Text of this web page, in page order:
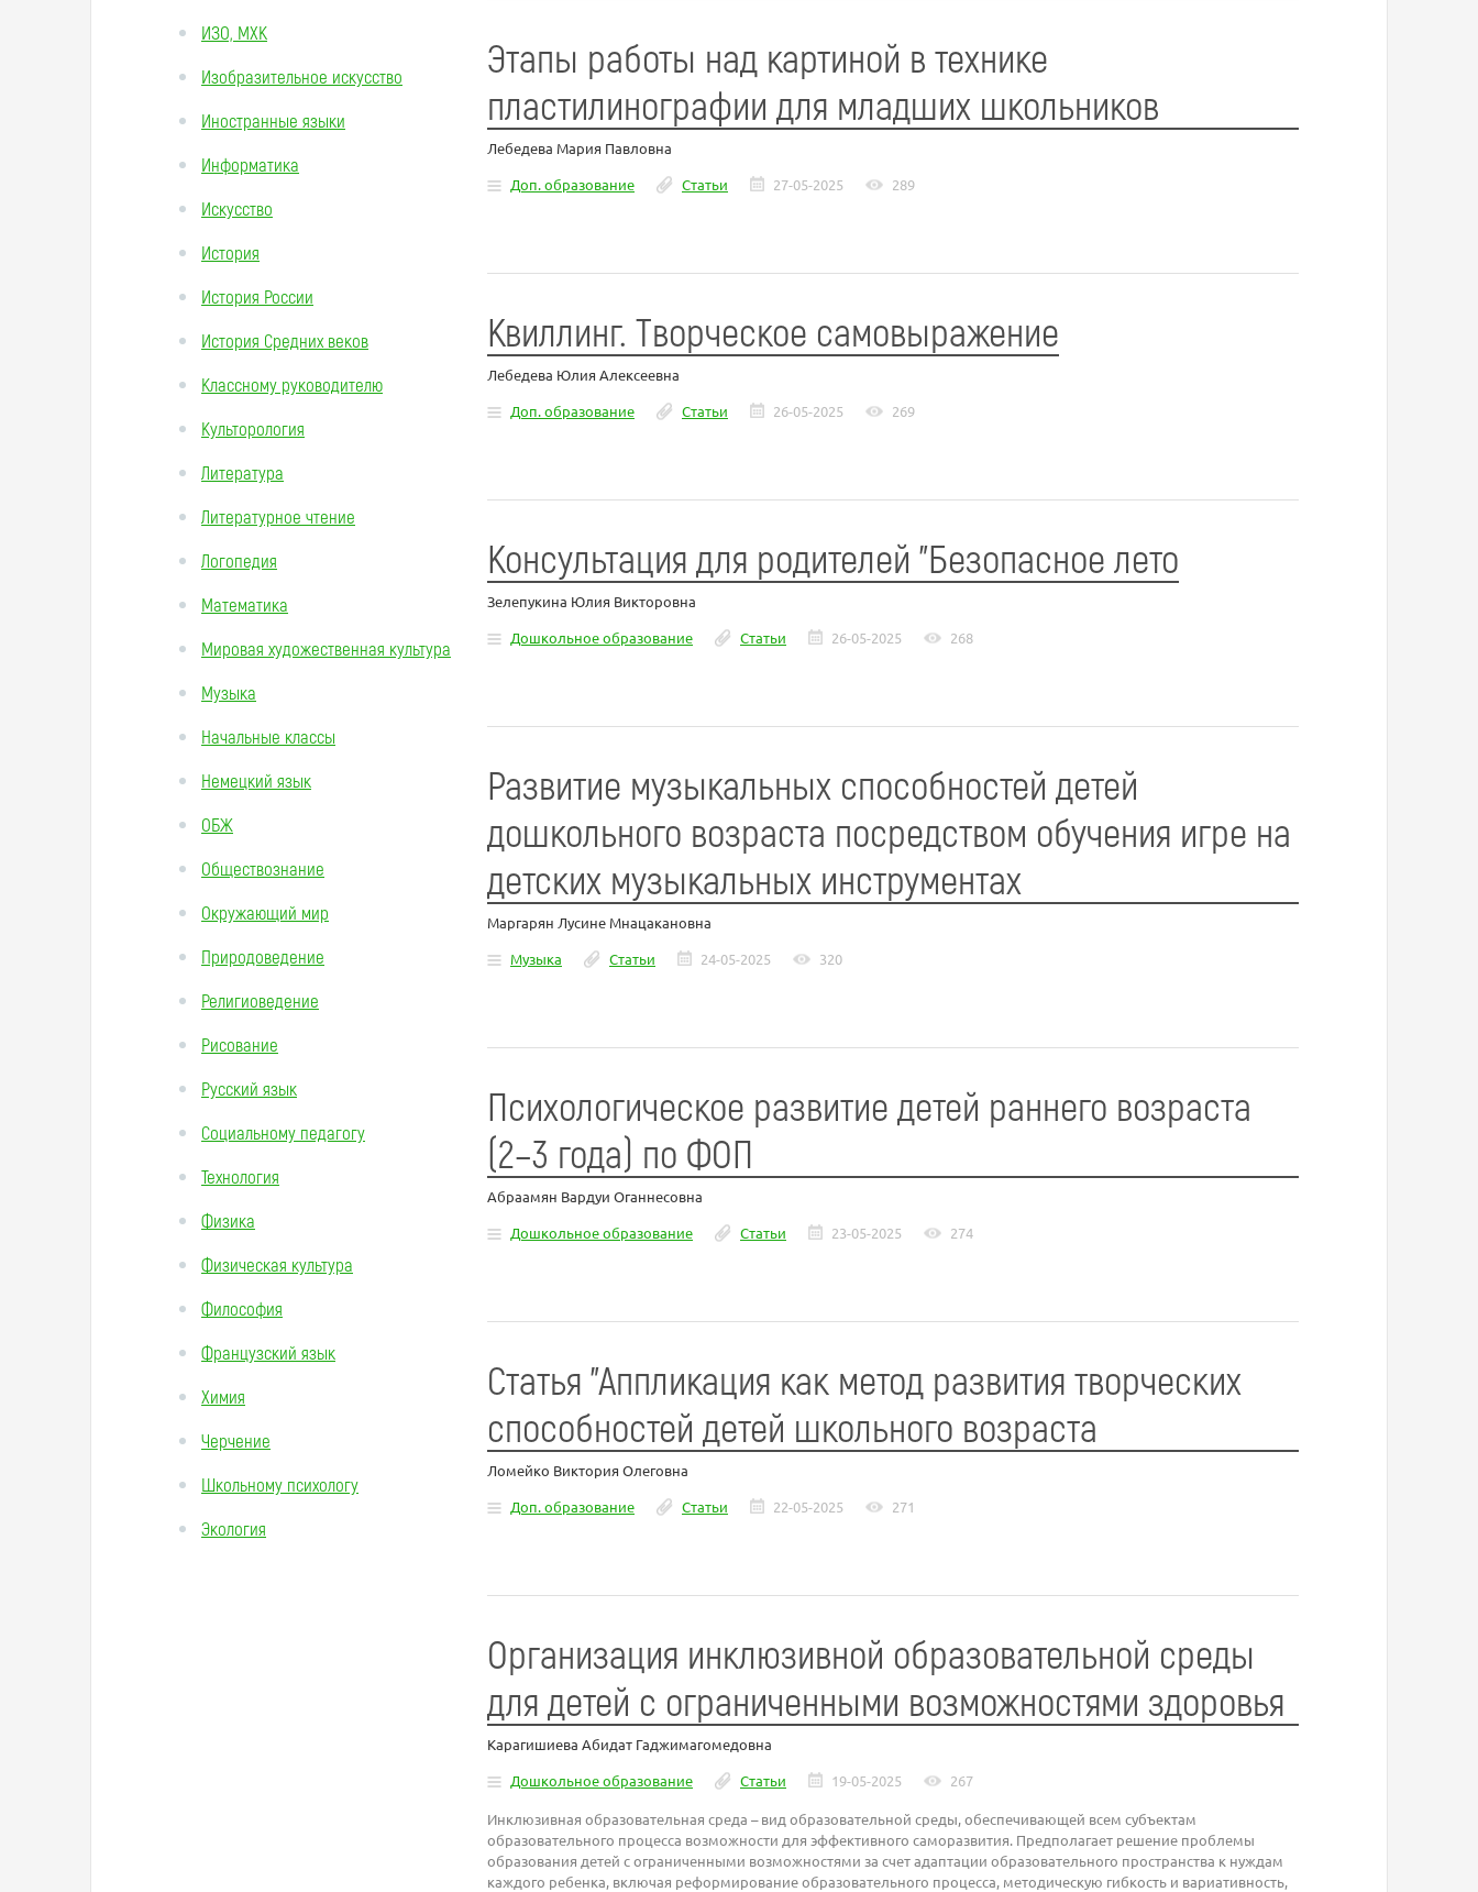
ИЗО, МХК
Изобразительное искусство
Иностранные языки
Информатика
Искусство
История
История России
История Средних веков
Классному руководителю
Культорология
Литература
Литературное чтение
Логопедия
Математика
Мировая художественная культура
Музыка
Начальные классы
Немецкий язык
ОБЖ
Обществознание
Окружающий мир
Природоведение
Религиоведение
Рисование
Русский язык
Социальному педагогу
Технология
Физика
Физическая культура
Философия
Французский язык
Химия
Черчение
Школьному психологу
Экология
Этапы работы над картиной в технике
пластилинографии для младших школьников
Лебедева Мария Павловна
Доп. образование
Статьи 27-05-2025 289
Квиллинг. Творческое самовыражение
Лебедева Юлия Алексеевна
Доп. образование
Статьи 26-05-2025 269
Консультация для родителей "Безопасное лето
Зелепукина Юлия Викторовна
Дошкольное образование
Статьи 26-05-2025 268
Развитие музыкальных способностей детей
дошкольного возраста посредством обучения игре на
детских музыкальных инструментах
Маргарян Лусине Мнацакановна
Музыка
Статьи 24-05-2025 320
Психологическое развитие детей раннего возраста
(2–3 года) по ФОП
Абраамян Вардуи Оганнесовна
Дошкольное образование
Статьи 23-05-2025 274
Статья "Аппликация как метод развития творческих
способностей детей школьного возраста
Ломейко Виктория Олеговна
Доп. образование
Статьи 22-05-2025 271
Организация инклюзивной образовательной среды
для детей с ограниченными возможностями здоровья
Карагишиева Абидат Гаджимагомедовна
Дошкольное образование
Статьи 19-05-2025 267
Инклюзивная образовательная среда – вид образовательной среды, обеспечивающей всем субъектам
образовательного процесса возможности для эффективного саморазвития. Предполагает решение проблемы
образования детей с ограниченными возможностями за счет адаптации образовательного пространства к нуждам
каждого ребенка, включая реформирование образовательного процесса, методическую гибкость и вариативность,